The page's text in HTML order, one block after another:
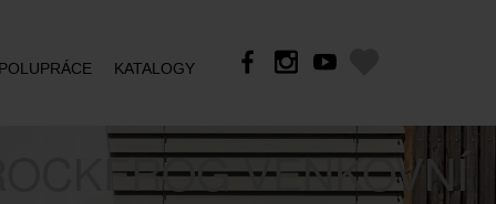
KATALOGY
ROCKFROG VENKOVNÍ